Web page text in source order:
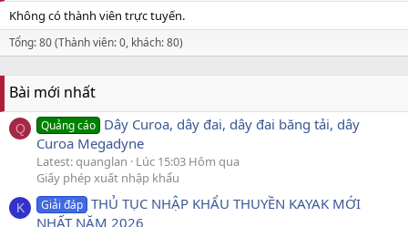
Không có thành viên trực tuyến.
Tổng: 80 (Thành viên: 0, khách: 80)
Bài mới nhất
Q Quảng cáo Dây Curoa, dây đai, dây đai băng tải, dây
Curoa Megadyne
Latest: quanglan
Lúc 15:03 Hôm qua
Giấy phép xuất nhập khẩu
K Giải đáp THỦ TỤC NHẬP KHẨU THUYỀN KAYAK MỚI
NHẤT NĂM 2026